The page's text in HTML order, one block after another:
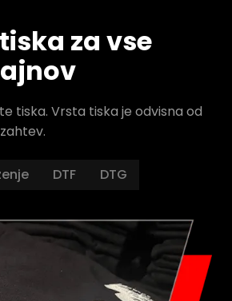
za vse
tiska. Vrsta tiska je odvisna od
DTF DTG